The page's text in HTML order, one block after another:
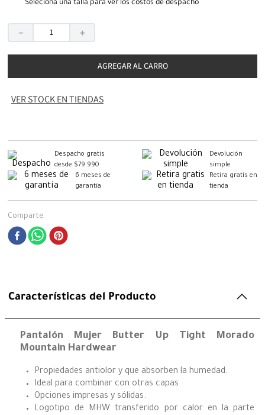
Seleciona una talla para ver los costos de despacho
＋
－
AGREGAR AL CARRO
VER STOCK EN TIENDAS
Despacho gratis
desde $79.990
Devolución
simple
6 meses de
garantía
Retira gratis en
tienda
Comparte
Características del Producto
Pantalón Mujer Butter Up Tight Morado
Mountain Hardwear
Propiedades antiolor y que absorben la humedad.
Ideal para combinar con otras capas
Opciones impresas y sólidas.
Logotipo de MHW transferido por calor en la parte